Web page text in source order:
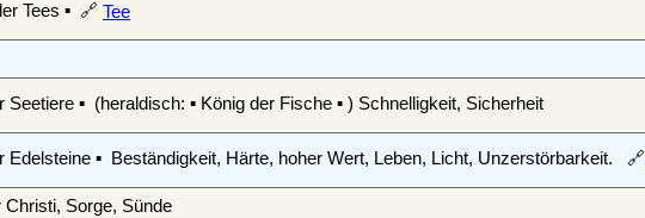
Tees ▪ 🔗 Tee
Seetiere ▪ (heraldisch: ▪ König der Fische ▪ ) Schnelligkeit, Sicherheit
Edelsteine ▪ Beständigkeit, Härte, hoher Wert, Leben, Licht, Unzerstörbarkeit. 🔗
Sorge, Sünde